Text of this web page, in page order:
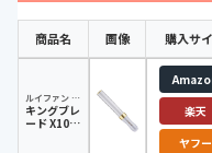
商品名 画像 購入サ
ルイファン ジャパン(Ruifan Japan)
キングブレ
ード X10 V
楽天
ヤフー